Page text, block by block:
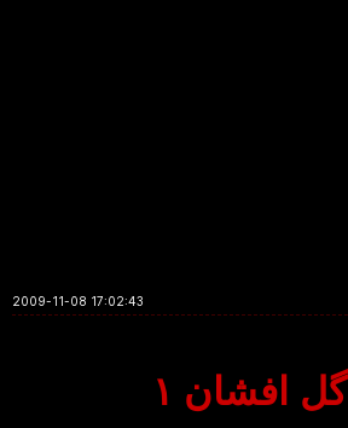
2009-11-08 17:02:43
گل افشان ۱